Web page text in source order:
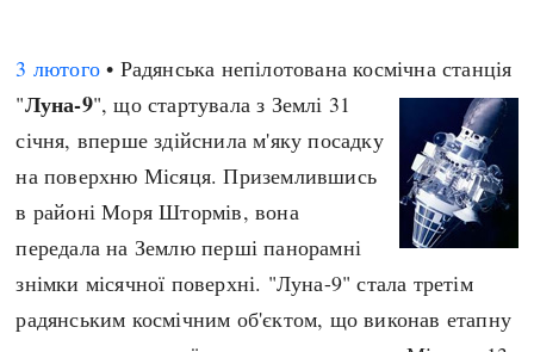
3 лютого • Радянська непілотована космічна станція
"Луна-9", що стартувала з Землі 31
січня, вперше здійснила м'яку посадку
на поверхню Місяця. Приземлившись
в районі Моря Штормів, вона
передала на Землю перші панорамні
знімки місячної поверхні. "Луна-9" стала третім
радянським космічним об'єктом, що виконав етапну